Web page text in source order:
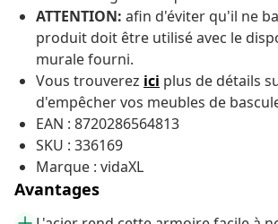
ATTENTION: afin d'éviter qu'il ne
produit doit être utilisé avec le
murale fourni.
Vous trouverez ici plus de détails
d'empêcher vos meubles de
EAN : 8720286564813
SKU : 336169
Marque : vidaXL
Avantages